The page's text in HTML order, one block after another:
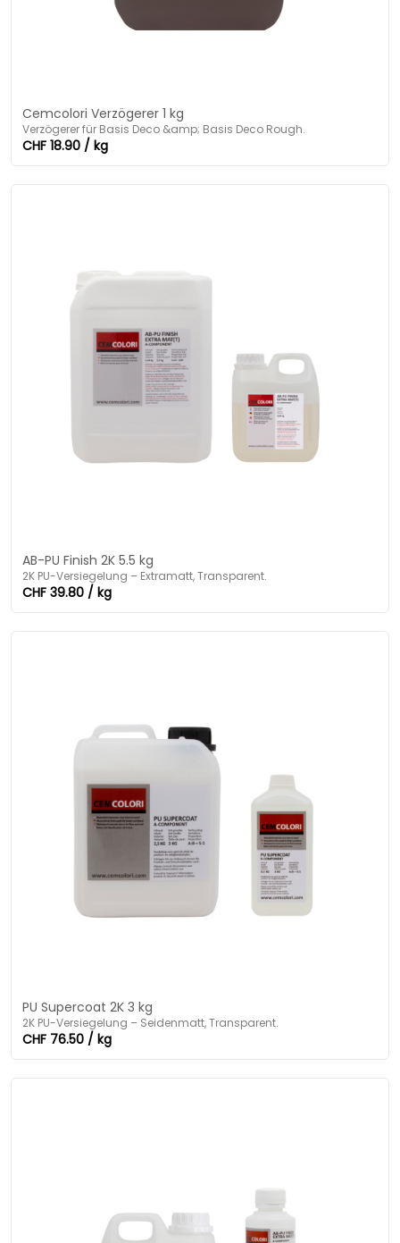
Cemcolori Verzögerer 1 kg
Verzögerer für Basis Deco &amp; Basis Deco Rough.
CHF 18.90 / kg
AB-PU Finish 2K 5.5 kg
2K PU-Versiegelung – Extramatt, Transparent.
CHF 39.80 / kg
PU Supercoat 2K 3 kg
2K PU-Versiegelung – Seidenmatt, Transparent.
CHF 76.50 / kg